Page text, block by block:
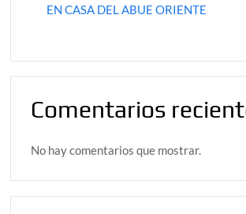
EN CASA DEL ABUE ORIENTE
Comentarios
No hay comentarios que mostrar.